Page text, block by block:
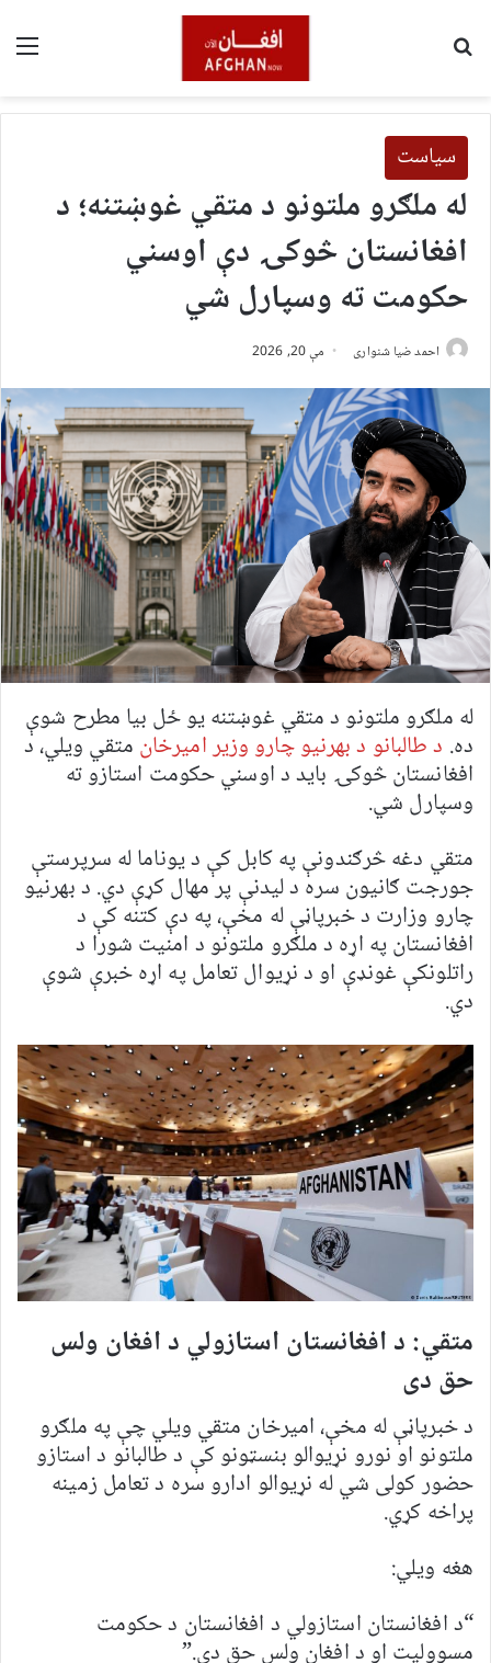
سیاست
له ملګرو ملتونو د متقي غوښتنه؛ د
افغانستان څوکۍ دې اوسني
حکومت ته وسپارل شي
احمد ضیا شنواری مې 20, 2026
له ملګرو ملتونو د متقي غوښتنه یو ځل بیا مطرح شوې
ده. د طالبانو د بهرنیو چارو وزیر امیرخان متقي ویلي، د
افغانستان څوکۍ باید د اوسني حکومت استازو ته
وسپارل شي.
متقي دغه څرګندونې په کابل کې د یوناما له سرپرستې
جورجت ګانیون سره د لیدنې پر مهال کړې دي. د بهرنیو
چارو وزارت د خبرپاڼې له مخې، په دې کتنه کې د
افغانستان په اړه د ملګرو ملتونو د امنیت شورا د
راتلونکې غونډې او د نړیوال تعامل په اړه خبرې شوې
دي.
متقي: د افغانستان استازولي د افغان ولس
حق دی
د خبرپاڼې له مخې، امیرخان متقي ویلي چې په ملګرو
ملتونو او نورو نړیوالو بنسټونو کې د طالبانو د استازو
حضور کولی شي له نړیوالو ادارو سره د تعامل زمینه
پراخه کړي.
هغه ویلي:
“د افغانستان استازولي د افغانستان د حکومت
مسوولیت او د افغان ولس حق دی.”